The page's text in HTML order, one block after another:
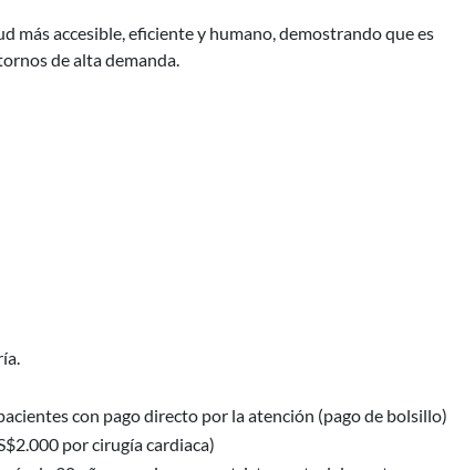
más accesible, eficiente y humano, demostrando que es
de alta demanda.
con pago directo por la atención (pago de bolsillo)
por cirugía cardiaca)